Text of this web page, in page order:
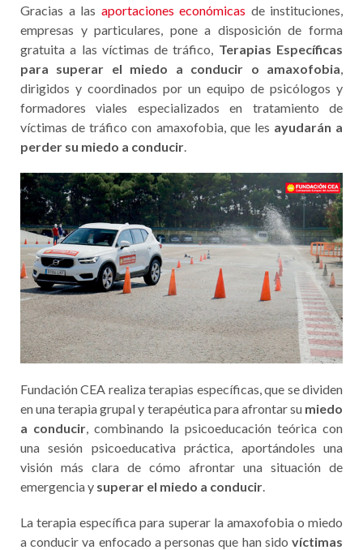
Gracias a las aportaciones económicas de instituciones,
empresas y particulares, pone a disposición de forma
gratuita a las víctimas de tráfico, Terapias Específicas
para superar el miedo a conducir o amaxofobia,
dirigidos y coordinados por un equipo de psicólogos y
formadores viales especializados en tratamiento de
víctimas de tráfico con amaxofobia, que les ayudarán a
perder su miedo a conducir.
Fundación CEA realiza terapias específicas, que se dividen
en una terapia grupal y terapéutica para afrontar su miedo
a conducir, combinando la psicoeducación teórica con
una sesión psicoeducativa práctica, aportándoles una
visión más clara de cómo afrontar una situación de
emergencia y superar el miedo a conducir.
La terapia específica para superar la amaxofobia o miedo
a conducir va enfocado a personas que han sido víctimas